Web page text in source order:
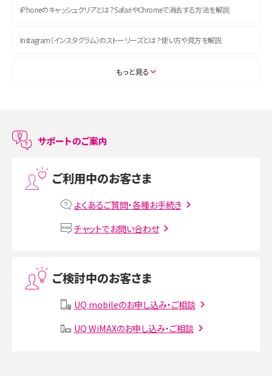
iPhoneのキャッシュクリアとは？SafariやChromeで消去する方法を解説
Instagram（インスタグラム）のストーリーズとは？使い方や見方を解説
ASMRとは？初心者向けの代表ジャンルや楽しみ方を解説
LINEで友だちを削除する方法は？方法ごとの影響や復活・復元する方法も解説
MNOとは？MVNOやMVNEとの違いやメリット・デメリットを解説
VPN接続とは？仕組みや必要性、メリット・デメリット、接続方法を解説
Instagram（インスタグラム）でスクショするとバレる？バレるケースや撮り方も解
SMSとは？料金やできること、注意点や届かない時の対処法を解説
もっと見る
サポートのご案内
ご利用中のお客さま
よくあるご質問・各種お手続き
チャットでお問い合わせ
ご検討中のお客さま
UQ mobileのお申し込み・ご相談
UQ WiMAXのお申し込み・ご相談